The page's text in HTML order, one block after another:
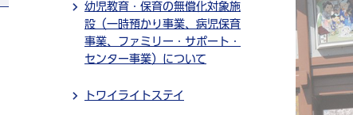
幼児教育・保育の無償化対象施
設（一時預かり事業、病児保育
事業、ファミリー・サポート・
センター事業）について
トワイライトステイ